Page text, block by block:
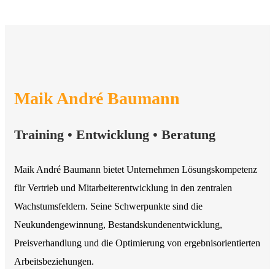
Maik André Baumann
Training • Entwicklung • Beratung
Maik André Baumann bietet Unternehmen Lösungskompetenz
für Vertrieb und Mitarbeiterentwicklung in den zentralen
Wachstumsfeldern. Seine Schwerpunkte sind die
Neukundengewinnung, Bestandskundenentwicklung,
Preisverhandlung und die Optimierung von ergebnisorientierten
Arbeitsbeziehungen.